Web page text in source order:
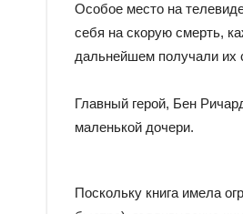
Особое место на
себя на скорую смерть,
дальнейшем получали их
Главный герой, Бен
маленькой дочери.
Поскольку книга имела